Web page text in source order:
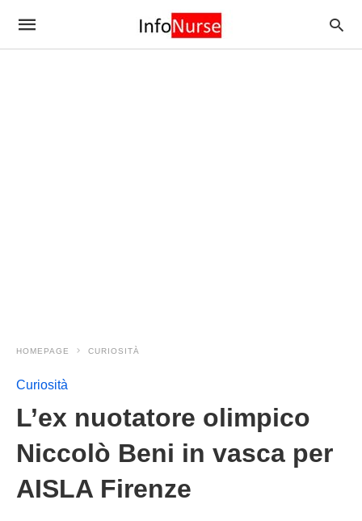
HOMEPAGE CURIOSITÀ
Curiosità
L’ex nuotatore olimpico
Niccolò Beni in vasca per
AISLA Firenze